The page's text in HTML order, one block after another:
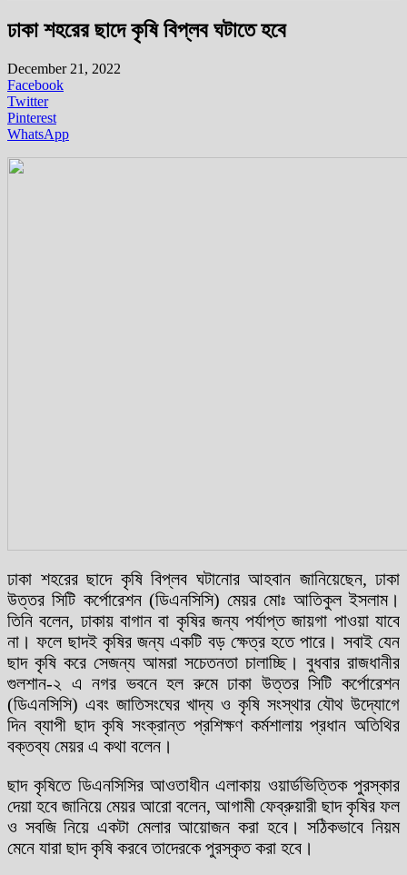
ঢাকা শহরের ছাদে কৃষি বিপ্লব ঘটাতে হবে
December 21, 2022
Facebook
Twitter
Pinterest
WhatsApp
ঢাকা শহরের ছাদে কৃষি বিপ্লব ঘটানোর আহবান জানিয়েছেন, ঢাকা
উত্তর সিটি কর্পোরেশন (ডিএনসিসি) মেয়র মোঃ আতিকুল ইসলাম।
তিনি বলেন, ঢাকায় বাগান বা কৃষির জন্য পর্যাপ্ত জায়গা পাওয়া যাবে
না। ফলে ছাদই কৃষির জন্য একটি বড় ক্ষেত্র হতে পারে। সবাই যেন
ছাদ কৃষি করে সেজন্য আমরা সচেতনতা চালাচ্ছি। বুধবার রাজধানীর
গুলশান-২ এ নগর ভবনে হল রুমে ঢাকা উত্তর সিটি কর্পোরেশন
(ডিএনসিসি) এবং জাতিসংঘের খাদ্য ও কৃষি সংস্থার যৌথ উদ্যোগে
দিন ব্যাপী ছাদ কৃষি সংক্রান্ত প্রশিক্ষণ কর্মশালায় প্রধান অতিথির
বক্তব্য মেয়র এ কথা বলেন।
ছাদ কৃষিতে ডিএনসিসির আওতাধীন এলাকায় ওয়ার্ডভিত্তিক পুরস্কার
দেয়া হবে জানিয়ে মেয়র আরো বলেন, আগামী ফেব্রুয়ারী ছাদ কৃষির ফল
ও সবজি নিয়ে একটা মেলার আয়োজন করা হবে। সঠিকভাবে নিয়ম
মেনে যারা ছাদ কৃষি করবে তাদেরকে পুরস্কৃত করা হবে।